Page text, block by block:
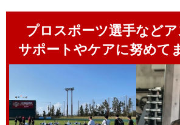
プロスポーツ選手など
サポートやケアに努めて